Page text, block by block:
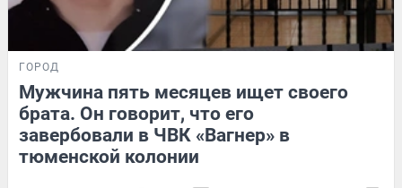
ГОРОД
Мужчина пять месяцев ищет своего
брата. Он говорит, что его
завербовали в ЧВК «Вагнер» в
тюменской колонии